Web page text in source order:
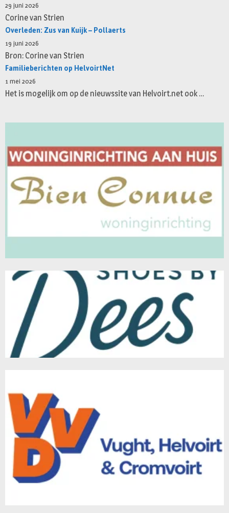
29 juni 2026
Corine van Strien
Overleden: Zus van Kuijk – Pollaerts
19 juni 2026
Bron: Corine van Strien
Familieberichten op HelvoirtNet
1 mei 2026
Het is mogelijk om op de nieuwssite van Helvoirt.net ook …